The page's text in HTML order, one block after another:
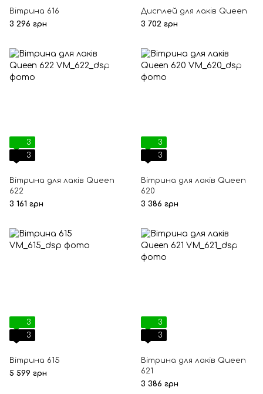
Вітрина 616
3 296 грн
Дисплей для лаків Queen
3 702 грн
3
3
Вітрина для лаків Queen
622
3 161 грн
3
3
Вітрина для лаків Queen
620
3 386 грн
3
3
Вітрина 615
5 599 грн
3
3
Вітрина для лаків Queen
621
3 386 грн